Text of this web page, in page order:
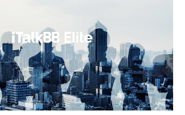
非盈利组织